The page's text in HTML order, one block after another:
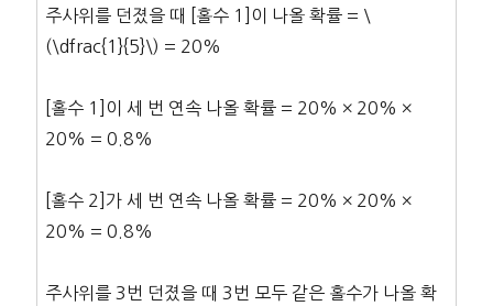
주사위를 던졌을 때 [홀수 1]이 나올 확률 = \
(\dfrac{1}{5}\) = 20%
[홀수 1]이 세 번 연속 나올 확률 = 20% × 20% ×
20% = 0.8%
[홀수 2]가 세 번 연속 나올 확률 = 20% × 20% ×
20% = 0.8%
주사위를 3번 던졌을 때 3번 모두 같은 홀수가 나올 확